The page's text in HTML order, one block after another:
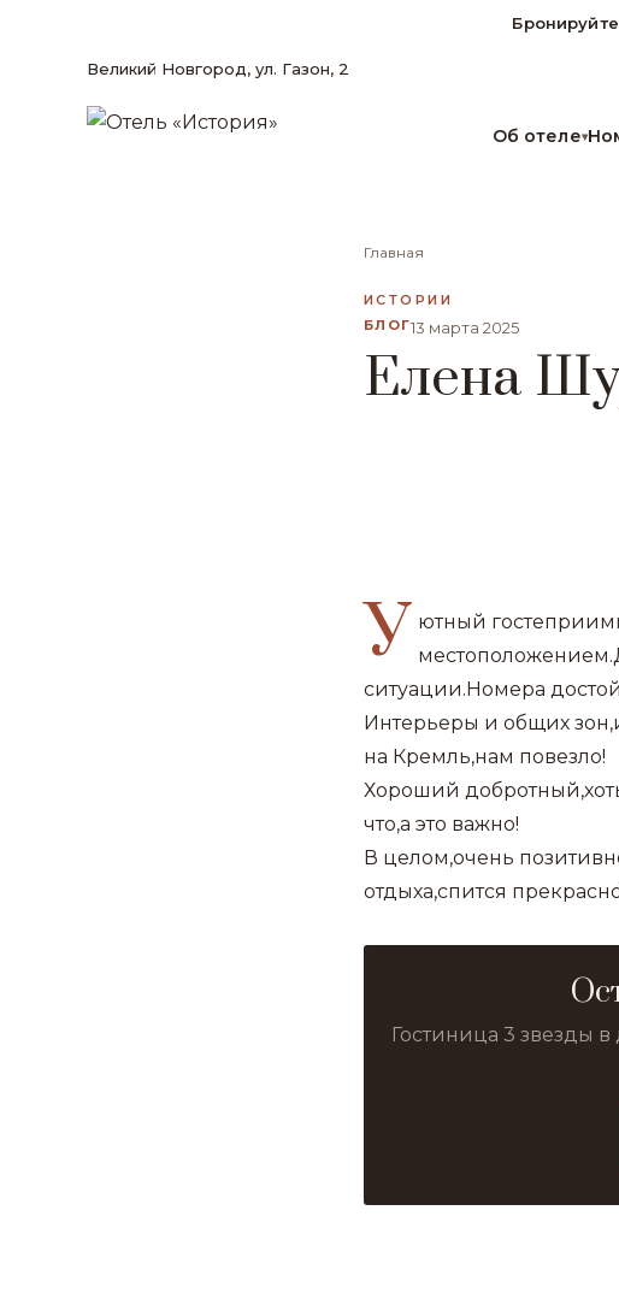
Великий Новгород, ул. Газон, 2
Об отеле▾
Главная
ИСТОРИИ
БЛОГ13 марта 2025
Елена
У ютный
ситуации.Номера
Интерьеры и общих
на Кремль,нам повезло!
Хороший
что,а это важно!
В целом,очень
отдыха,спится
Гостиница 3 звезды